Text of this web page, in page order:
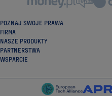
POZNAJ SWOJE PRAWA
FIRMA
NASZE PRODUKTY
PARTNERSTWA
WSPARCIE